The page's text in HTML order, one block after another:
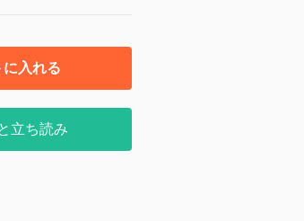
に入れる
立ち読み